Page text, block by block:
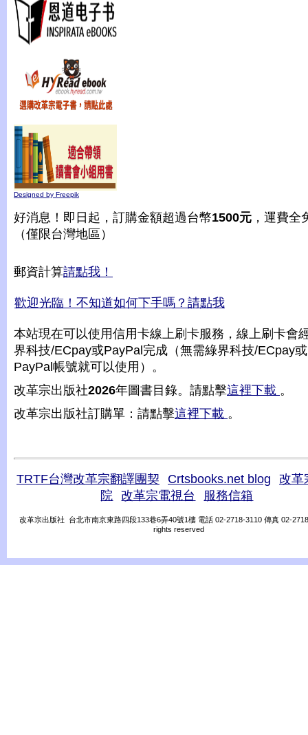
Designed by Freepik
好消息！即日起，訂購金額超過台幣1500元 ，運費全
（僅限台灣地區）
郵資計算請點我！
歡迎光臨！不知道如何下手嗎？請點我
本站現在可以使用信用卡線上刷卡服務，線上刷卡會
界科技/ECpay或PayPal完成（無需綠界科技/ECpay或
PayPal帳號就可以使用）。
改革宗出版社2026年圖書目錄。請點擊這裡下載 。
改革宗出版社訂購單：請點擊這裡下載 。
TRTF台灣改革宗翻譯團契 Crtsbooks.net blog
改革
院
改革宗電視台 服務信箱
改革宗出版社 台北市南京東路四段133巷6弄40號1樓 電話 02-2718-3110 傳真 02-
rights reserved